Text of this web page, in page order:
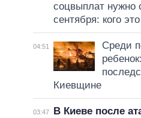
соцвыплат нужно
сентября: кого
04:51
Среди
Киевщине
03:47
В Киеве после